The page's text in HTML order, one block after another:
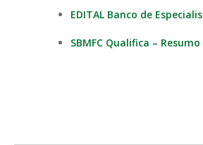
EDITAL Banco de
SBMFC Qualifica –